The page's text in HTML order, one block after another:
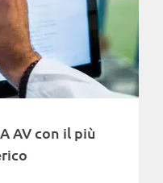
AV con il più